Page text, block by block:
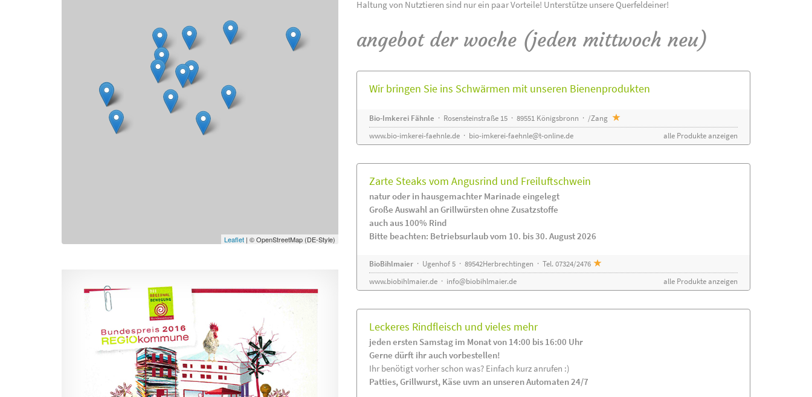
Leaflet| © OpenStreetMap (DE-Style)
Haltung von Nutztieren sind nur ein paar Vorteile! Unterstütze unsere Querfeldeiner!
angebot der woche (jeden mittwoch neu)
Wir bringen Sie ins Schwärmen mit unseren Bienenprodukten
Bio-Imkerei Fähnle · Rosensteinstraße 15 · 89551 Königsbronn · /Zang
www.bio-imkerei-faehnle.de· bio-imkerei-faehnle@t-online.de alle Produkte anzeigen
Zarte Steaks vom Angusrind und Freiluftschwein
natur oder in hausgemachter Marinade eingelegt
Große Auswahl an Grillwürsten ohne Zusatzstoffe
auch aus 100% Rind
Bitte beachten: Betriebsurlaub vom 10. bis 30. August 2026
BioBihlmaier· Ugenhof 5 · 89542Herbrechtingen · Tel. 07324/2476
www.biobihlmaier.de· info@biobihlmaier.de alle Produkte anzeigen
Leckeres Rindfleisch und vieles mehr
jeden ersten Samstag im Monat von 14:00 bis 16:00 Uhr
Gerne dürft ihr auch vorbestellen!
Ihr benötigt vorher schon was? Einfach kurz anrufen :)
Patties, Grillwurst, Käse uvm an unseren Automaten 24/7